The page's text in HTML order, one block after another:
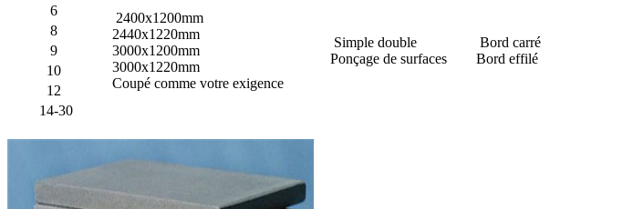
2400x1200mm
2440x1220mm
3000x1200mm
3000x1220mm
Coupé comme votre exigence
Simple double
Ponçage de surfaces
Bord carré
Bord effilé
6
8
9
10
12
14-30